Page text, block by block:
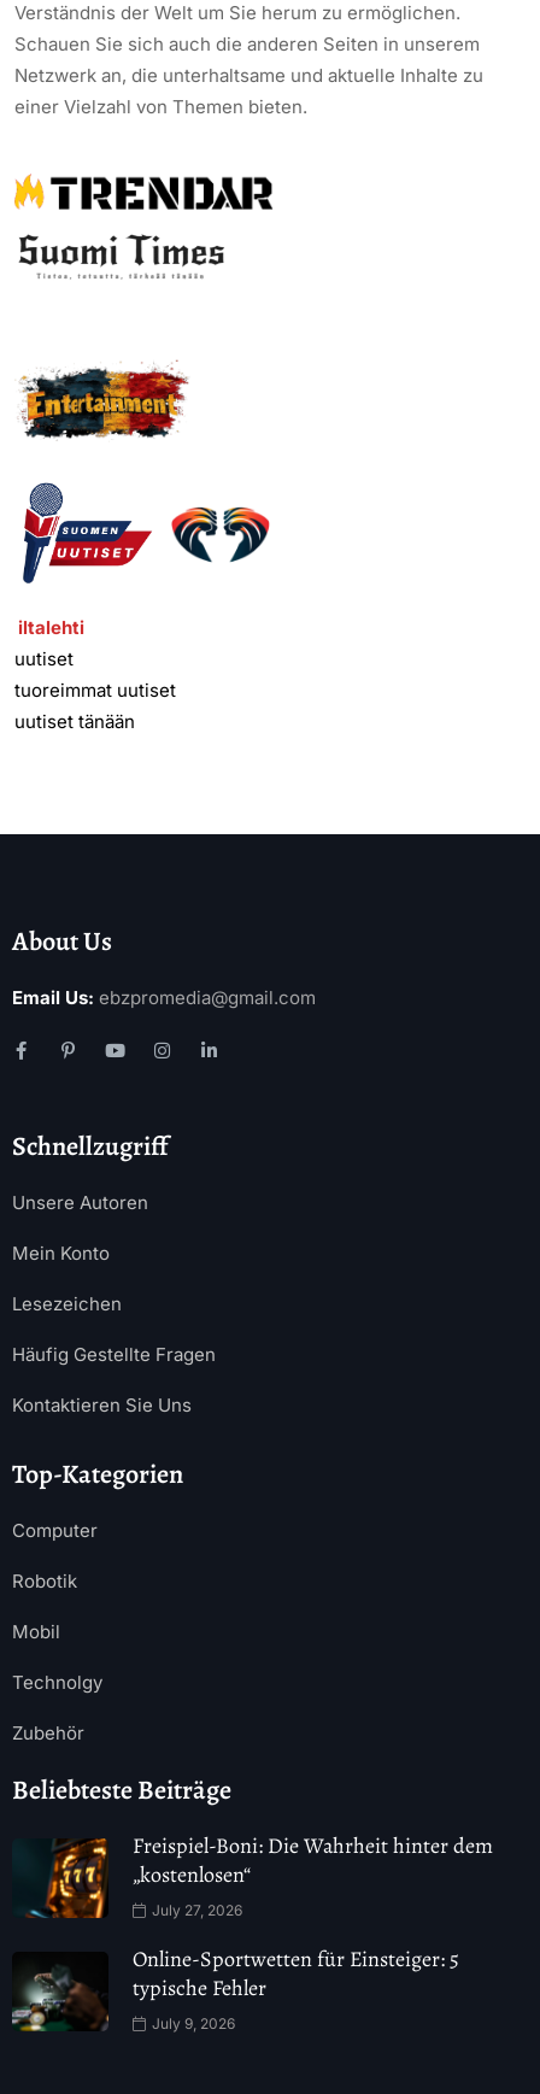
Verständnis der Welt um Sie herum zu ermöglichen.
Schauen Sie sich auch die anderen Seiten in unserem
Netzwerk an, die unterhaltsame und aktuelle Inhalte zu
einer Vielzahl von Themen bieten.
iltalehti
uutiset
tuoreimmat uutiset
uutiset tänään
About Us
Email Us: ebzpromedia@gmail.com
Schnellzugriff
Unsere Autoren
Mein Konto
Lesezeichen
Häufig Gestellte Fragen
Kontaktieren Sie Uns
Top-Kategorien
Computer
Robotik
Mobil
Technolgy
Zubehör
Beliebteste Beiträge
Freispiel-Boni: Die Wahrheit hinter dem
„kostenlosen“
July 27, 2026
Online-Sportwetten für Einsteiger: 5
typische Fehler
July 9, 2026